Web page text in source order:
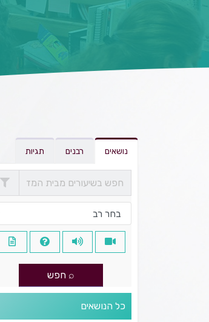
נושאים רבנים תגיות
כל הנושאים